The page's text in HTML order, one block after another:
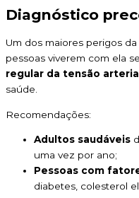
Diagnóstico
Um dos maiores perigos
pessoas viverem com ela
regular da tensão arterial
saúde.
Recomendações:
Adultos saudáveis
uma vez por ano;
Pessoas com
diabetes, colesterol